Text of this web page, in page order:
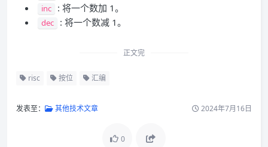
inc : 将一个数加 1。
dec : 将一个数减 1。
正文完
risc 按位 汇编
发表至： 其他技术文章 2024年7月16日
0